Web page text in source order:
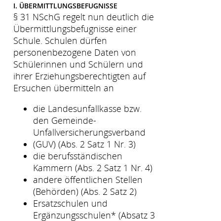
I. ÜBERMITTLUNGSBEFUGNISSE
§ 31 NSchG regelt nun deutlich die
Übermittlungsbefugnisse einer
Schule. Schulen dürfen
personenbezogene Daten von
Schülerinnen und Schülern und
ihrer Erziehungsberechtigten auf
Ersuchen übermitteln an
die Landesunfallkasse bzw.
den Gemeinde-
Unfallversicherungsverband
(GUV) (Abs. 2 Satz 1 Nr. 3)
die berufsständischen
Kammern (Abs. 2 Satz 1 Nr. 4)
andere öffentlichen Stellen
(Behörden) (Abs. 2 Satz 2)
Ersatzschulen und
Ergänzungsschulen* (Absatz 3